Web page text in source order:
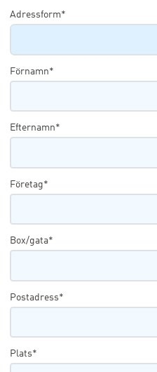
Adressform*
Förnamn*
Efternamn*
Företag*
Box/gata*
Postadress*
Plats*